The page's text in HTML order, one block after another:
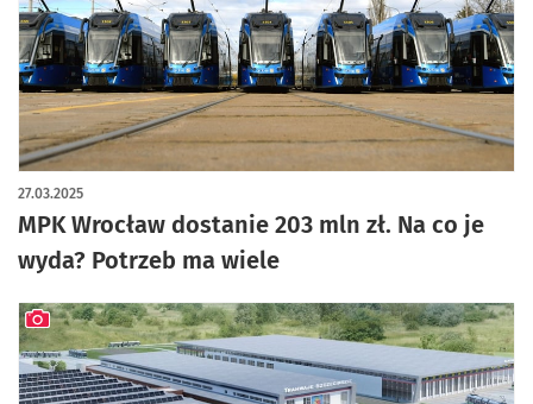
MPK Wrocław dostanie 203 mln zł. Na co je
wyda? Potrzeb ma wiele
27.03.2025